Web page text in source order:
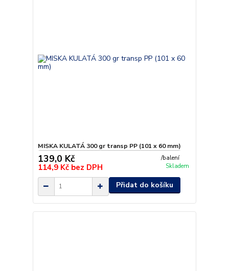
MISKA KULATÁ 300 gr transp PP (101 x 60 mm)
139,0 Kč /balení
114,9 Kč bez DPH Skladem
Přidat do košíku